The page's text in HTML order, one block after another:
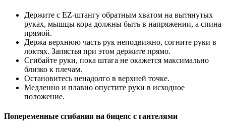
Держите с EZ-штангу обратным хватом на вытянутых
руках, мышцы кора должны быть в напряжении, а спина
прямой.
Держа верхнюю часть рук неподвижно, согните руки в
локтях. Запястья при этом держите прямо.
Сгибайте руки, пока штага не окажется максимально
близко к плечам.
Остановитесь ненадолго в верхней точке.
Медленно и плавно опустите руки в исходное
положение.
Попеременные сгибания на бицепс с гантелями